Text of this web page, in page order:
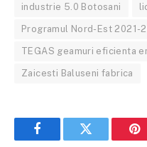
industrie 5.0 Botosani
Programul Nord-Est 2021-
TEGAS geamuri eficienta
Zaicesti Baluseni fabrica
FacebookTwitter